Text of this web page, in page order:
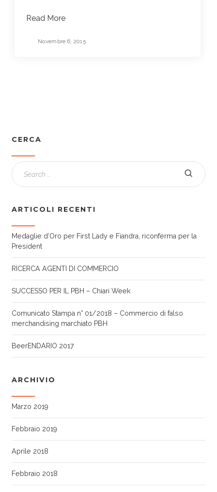
Read More
Novembre 6, 2015
CERCA
ARTICOLI RECENTI
Medaglie d’Oro per First Lady e Fiandra, riconferma per la
President
RICERCA AGENTI DI COMMERCIO
SUCCESSO PER IL PBH – Chiari Week
Comunicato Stampa n° 01/2018 – Commercio di falso
merchandising marchiato PBH
BeerENDARIO 2017
ARCHIVIO
Marzo 2019
Febbraio 2019
Aprile 2018
Febbraio 2018